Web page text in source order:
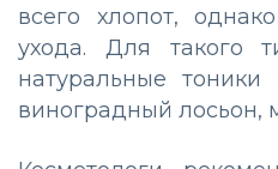
всего хлопот,
ухода. Для такого
натуральные
виноградный лосьон,